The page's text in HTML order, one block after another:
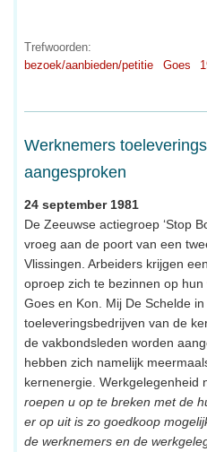
Trefwoorden:
bezoek/aanbieden/petitie
Goes
Werknemers
aangesproken
24 september 1981
De Zeeuwse actiegroep ‘Stop
vroeg aan de poort van een
Vlissingen. Arbeiders krijgen
oproep zich te bezinnen op
Goes en Kon. Mij De Schelde
toeleveringsbedrijven van de
de vakbondsleden worden
hebben zich namelijk
kernenergie. Werkgelegenheid
roepen u op te breken met de
er op uit is zo goedkoop
de werknemers en de